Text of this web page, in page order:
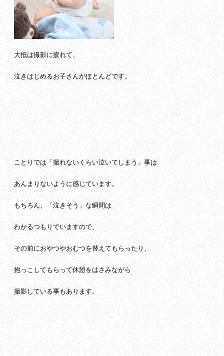
大抵は撮影に疲れて、
泣きはじめるお子さんがほとんどです。
ことりでは「撮れないくらい泣いてしまう」事は
あんまりないように感じています。
もちろん、「泣きそう」な瞬間は
わかるつもりでいますので、
その前におやつやおむつを替えてもらったり、
抱っこしてもらって休憩をはさみながら
撮影している事もあります。